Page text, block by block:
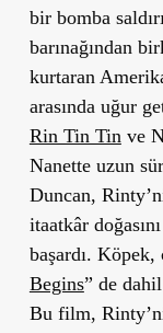
bir bomba
barınağından
kurtaran
arasında uğur
Rin Tin Tin ve
Nanette uzun
Duncan,
itaatkâr
başardı. Köpek,
Begins” de
Bu film,